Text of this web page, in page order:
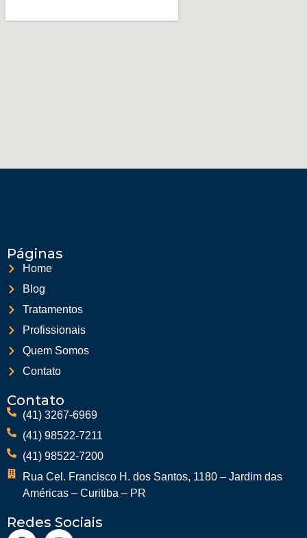
Páginas
Home
Blog
Tratamentos
Profissionais
Quem Somos
Contato
Contato
(41) 3267-6969
(41) 98522-7211
(41) 98522-7200
Rua Cel. Francisco H. dos Santos, 1180 – Jardim das
Américas – Curitiba – PR
Redes Sociais